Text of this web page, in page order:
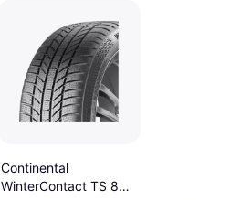
Continental
WinterContact TS 870